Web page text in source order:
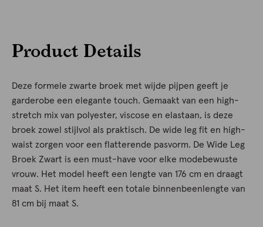
Product Details
Deze formele zwarte broek met wijde pijpen geeft je
garderobe een elegante touch. Gemaakt van een high-
stretch mix van polyester, viscose en elastaan, is deze
broek zowel stijlvol als praktisch. De wide leg fit en high-
waist zorgen voor een flatterende pasvorm. De Wide Leg
Broek Zwart is een must-have voor elke modebewuste
vrouw. Het model heeft een lengte van 176 cm en draagt
maat S. Het item heeft een totale binnenbeenlengte van
81 cm bij maat S.